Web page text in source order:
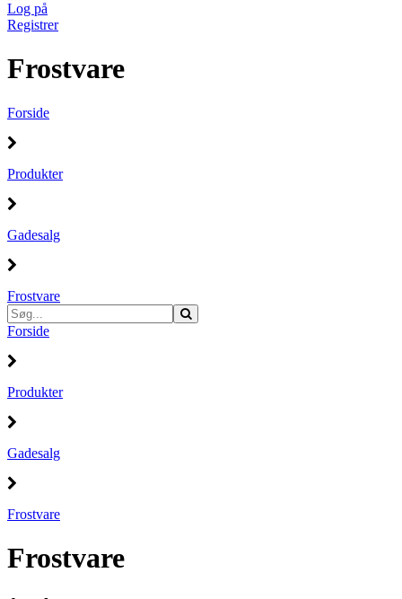
Log på
Registrer
Frostvare
Forside
Produkter
Gadesalg
Frostvare
Forside
Produkter
Gadesalg
Frostvare
Frostvare